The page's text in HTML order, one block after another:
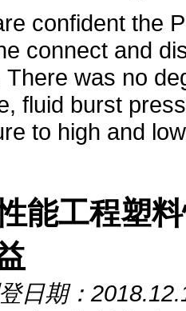
confident the
connect and
was no
fluid burst
to high and
能工程塑
日期：